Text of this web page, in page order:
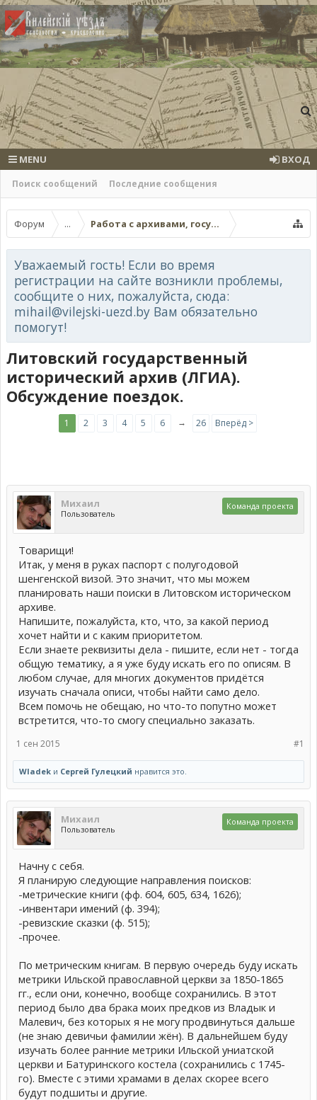
Поиск сообщений Последние сообщения
MENU ВХОД
Форум ... Работа с архивами, госучреждениями,
Уважаемый гость! Если во время
регистрации на сайте возникли проблемы,
сообщите о них, пожалуйста, сюда:
mihail@vilejski-uezd.by Вам обязательно
помогут!
Литовский государственный
исторический архив (ЛГИА).
Обсуждение поездок.
1 2 3 4 5 6 → 26 Вперёд >
Михаил
Пользователь
Команда проекта
Товарищи!
Итак, у меня в руках паспорт с полугодовой
шенгенской визой. Это значит, что мы можем
планировать наши поиски в Литовском историческом
архиве.
Напишите, пожалуйста, кто, что, за какой период
хочет найти и с каким приоритетом.
Если знаете реквизиты дела - пишите, если нет - тогда
общую тематику, а я уже буду искать его по описям. В
любом случае, для многих документов придётся
изучать сначала описи, чтобы найти само дело.
Всем помочь не обещаю, но что-то попутно может
встретится, что-то смогу специально заказать.
#1
1 сен 2015
Wladek и Сергей Гулецкий нравится это.
Михаил
Пользователь
Команда проекта
Начну с себя.
Я планирую следующие направления поисков:
-метрические книги (фф. 604, 605, 634, 1626);
-инвентари имений (ф. 394);
-ревизские сказки (ф. 515);
-прочее.
По метрическим книгам. В первую очередь буду искать
метрики Ильской православной церкви за 1850-1865
гг., если они, конечно, вообще сохранились. В этот
период было два брака моих предков из Владык и
Малевич, без которых я не могу продвинуться дальше
(не знаю девичьи фамилии жён). В дальнейшем буду
изучать более ранние метрики Ильской униатской
церкви и Батуринского костела (сохранились с 1745-
го). Вместе с этими храмами в делах скорее всего
будут подшиты и другие.